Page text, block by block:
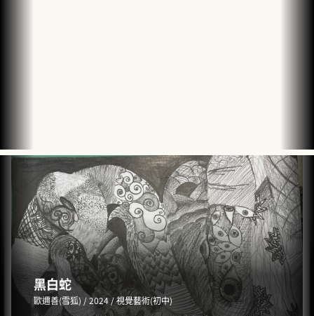
黑白蛇
歐邇善（雪狐） / 2024 / 視覺藝術（初中）